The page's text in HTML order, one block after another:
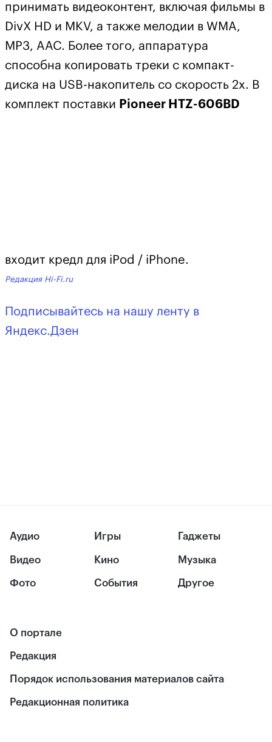
принимать видеоконтент, включая фильмы в
DivX HD и MKV, а также мелодии в WMA,
MP3, AAC. Более того, аппаратура
способна копировать треки с компакт-
диска на USB-накопитель со скорость 2х. В
комплект поставки Pioneer HTZ-606BD
входит кредл для iPod / iPhone.
Редакция Hi-Fi.ru
Подписывайтесь на нашу ленту в
Яндекс.Дзен
Аудио
Видео
Фото
Игры
Кино
События
Гаджеты
Музыка
Другое
О портале
Редакция
Порядок использования материалов сайта
Редакционная политика